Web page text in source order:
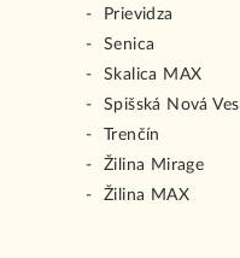
Prievidza
Senica
Skalica MAX
Spišská Nová Ves
Trenčín
Žilina Mirage
Žilina MAX